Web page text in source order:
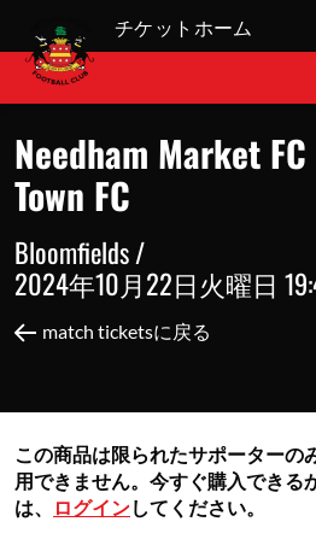
チケットホーム
Needham Market
Town FC
Bloomfields /
2024年10月22日火曜日
match ticketsに戻る
この商品は限られたサポーターの
用できません。今すぐ購入できる
は、
ログインしてください。